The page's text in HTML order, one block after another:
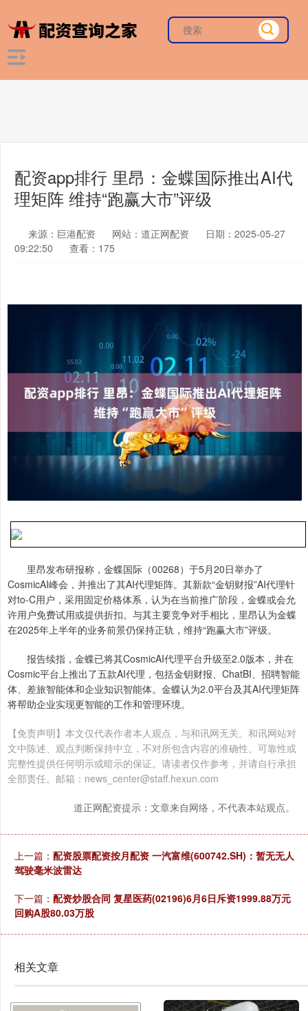
配资app排行 里昂：金蝶国际推出AI代
理矩阵 维持“跑赢大市”评级
来源：巨港配资 网站：道正网配资
日期：2025-05-27
09:22:50
查看：175
里昂发布研报称，金蝶国际（00268）于5月20日举办了
CosmicAI峰会，并推出了其AI代理矩阵。其新款“金钥财报”AI代理针
对to-C用户，采用固定价格体系，认为在当前推广阶段，金蝶或会允
许用户免费试用或提供折扣。与其主要竞争对手相比，里昂认为金蝶
在2025年上半年的业务前景仍保持正轨，维持“跑赢大市”评级。
报告续指，金蝶已将其CosmicAI代理平台升级至2.0版本，并在
Cosmic平台上推出了五款AI代理，包括金钥财报、ChatBI、招聘智能
体、差旅智能体和企业知识智能体。金蝶认为2.0平台及其AI代理矩阵
将帮助企业实现更智能的工作和管理环境。
【免责声明】本文仅代表作者本人观点，与和讯网无关。和讯网站对
文中陈述、观点判断保持中立，不对所包含内容的准确性、可靠性或
完整性提供任何明示或暗示的保证。请读者仅作参考，并请自行承担
全部责任。邮箱：news_center@staff.hexun.com
道正网配资提示：文章来自网络，不代表本站观点。
上一篇： 配资股票配资按月配资 一汽富维(600742.SH)：暂无无人
驾驶毫米波雷达
下一篇： 配资炒股合同 复星医药(02196)6月6日斥资1999.88万元
回购A股80.03万股
相关文章